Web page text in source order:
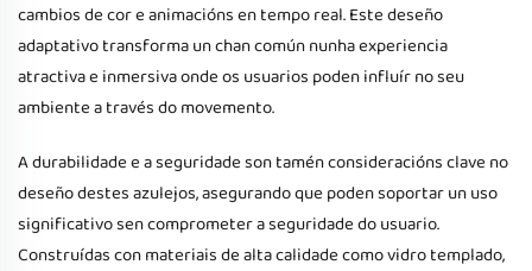
cambios de cor e animacións en tempo real. Este deseño
adaptativo transforma un chan común nunha experiencia
atractiva e inmersiva onde os usuarios poden influír no seu
ambiente a través do movemento.
A durabilidade e a seguridade son tamén consideracións clave no
deseño destes azulejos, asegurando que poden soportar un uso
significativo sen comprometer a seguridade do usuario.
Construídas con materiais de alta calidade como vidro templado,